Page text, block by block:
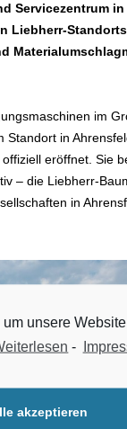
Servicezentrum
Liebherr-
im
in
eröffnet. Sie
– die Liebherr-
in
unsere
-
akzeptieren